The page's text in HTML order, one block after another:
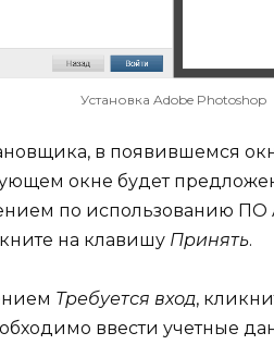
Установка Adobe Photoshop
в появившемся
окне будет
по использованию ПО
на клавишу Принять.
Требуется вход,
ввести учетные